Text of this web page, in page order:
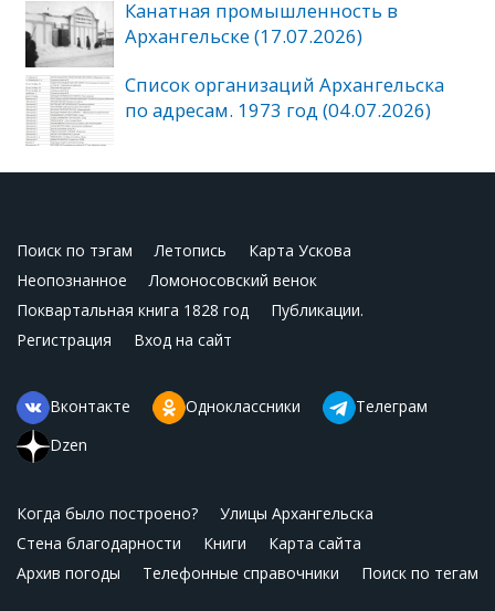
Канатная промышленность в
Архангельске (17.07.2026)
Список организаций Архангельска
по адресам. 1973 год (04.07.2026)
Поиск по тэгам Летопись
Карта Ускова
Неопознанное
Ломоносовский венок
Поквартальная книга 1828 год
Публикации.
Регистрация
Вход на сайт
Вконтакте Одноклассники
Телеграм
Dzen
Когда было построено?
Улицы Архангельска
Стена благодарности
Книги
Карта сайта
Архив погоды
Телефонные справочники Поиск по тегам